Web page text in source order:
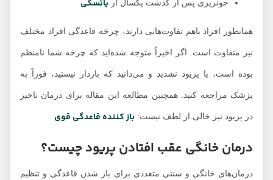
خونریزی پس از گذشت یکسال ازیائسگی
همانطور افراد باهم تفاوت‌هایی دارند، چرخه قاعدگی افراد مختلف
نیز متفاوت است. اگر اخیراً متوجه شده‌اید که چرخه شما نامنظم
بوده است، یا پریود نشدید و می‌دانید که باردار نیستید، فوراً به
پزشک مراجعه کنید. همچنین مطالعه این مقاله برای درمان تاخیر
در پریود نیز خالی از لطف نیست:باز کننده قاعدگی قوی
درمان خانگی عقب افتادن پریود چیست؟
درمان‌های خانگی و سنتی متعددی برای باز شدن قاعدگی و تنظیم